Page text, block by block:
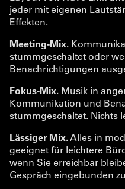
jeder mit eigenen
Effekten.
Meeting-Mix.
stummgeschaltet oder
Benachrichtigungen
Fokus-Mix. Musik in
Kommunikation und
stummgeschaltet. Nichts
Lässiger Mix.Alles in
geeignet für leichtere
wenn Sie erreichbar
Gespräch eingebunden